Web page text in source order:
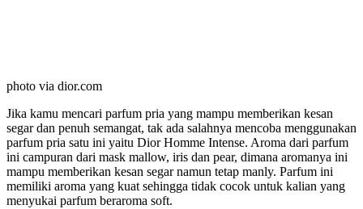
photo via dior.com
Jika kamu mencari parfum pria yang mampu memberikan kesan
segar dan penuh semangat, tak ada salahnya mencoba menggunakan
parfum pria satu ini yaitu Dior Homme Intense. Aroma dari parfum
ini campuran dari mask mallow, iris dan pear, dimana aromanya ini
mampu memberikan kesan segar namun tetap manly. Parfum ini
memiliki aroma yang kuat sehingga tidak cocok untuk kalian yang
menyukai parfum beraroma soft.